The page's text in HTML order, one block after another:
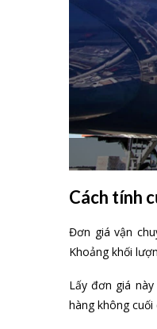
Cách tính
Đơn giá vận
Khoảng khối
Lấy đơn giá
hàng không cuối